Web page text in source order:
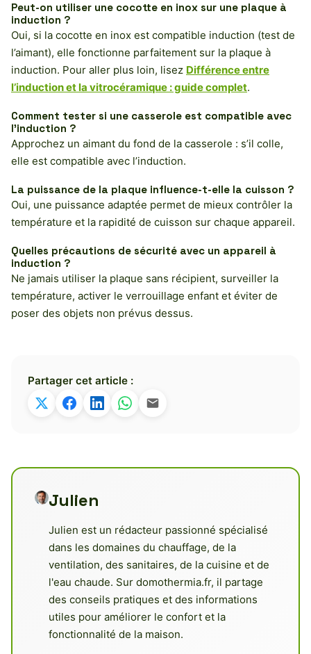
Peut-on utiliser une cocotte en inox sur une plaque à
induction ?
Oui, si la cocotte en inox est compatible induction (test de
l’aimant), elle fonctionne parfaitement sur la plaque à
induction. Pour aller plus loin, lisez Différence entre
l’induction et la vitrocéramique : guide complet.
Comment tester si une casserole est compatible avec
l’induction ?
Approchez un aimant du fond de la casserole : s’il colle,
elle est compatible avec l’induction.
La puissance de la plaque influence-t-elle la cuisson ?
Oui, une puissance adaptée permet de mieux contrôler la
température et la rapidité de cuisson sur chaque appareil.
Quelles précautions de sécurité avec un appareil à
induction ?
Ne jamais utiliser la plaque sans récipient, surveiller la
température, activer le verrouillage enfant et éviter de
poser des objets non prévus dessus.
Partager cet article :
Julien
Julien est un rédacteur passionné spécialisé
dans les domaines du chauffage, de la
ventilation, des sanitaires, de la cuisine et de
l'eau chaude. Sur domothermia.fr, il partage
des conseils pratiques et des informations
utiles pour améliorer le confort et la
fonctionnalité de la maison.